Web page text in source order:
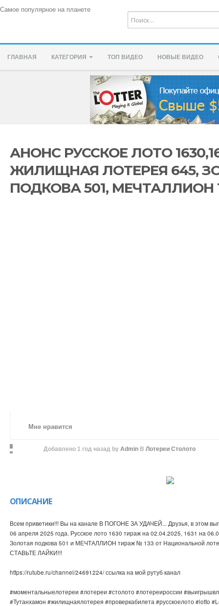
Самое популярное на планете
ГЛАВНАЯ КАТЕГОРИЯ ТОП ВИДЕО НОВЫЕ ВИДЕО
АНОНС РУССКОЕ ЛОТО
ЖИЛИЩНАЯ ЛОТЕРЕЯ 645,
ПОДКОВА 501, МЕЧТАЛЛИОН
Мне нравится
Добавлено 1 год назадby AdminВ Лотереи Столото
ОПИСАНИЕ
Всем приветики!!! Вы на канале В ПОГОНЕ ЗА УДАЧЕЙ... Друзья, в этом
06 апреля 2025 года. Русское лото 1630 тираж на 02.04.2025, 1631 на
Золотая подкова 501 и МЕЧТАЛЛИОН тираж № 133 от Национальной
СТАВЬТЕ ЛАЙКИ!!!
https://rutube.ru/channel/24691224/ ссылка на мой рутуб канал
#моментальныелотереи #лотереи #столото #лотереироссии
#Тутанхамон #жилищнаялотерея #проверкабилета #русскоелото #lotto